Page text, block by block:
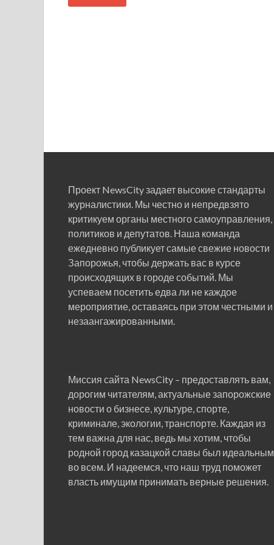
Проект NewsCity задает высокие стандарты
журналистики. Мы честно и непредвзято
критикуем органы местного самоуправления,
политиков и депутатов. Наша команда
ежедневно публикует самые свежие новости
Запорожья, чтобы держать вас в курсе
происходящих в городе событий. Мы
успеваем посетить едва ли не каждое
мероприятие, оставаясь при этом честными и
незаангажированными.
Миссия сайта NewsCity – предоставлять вам,
дорогим читателям, актуальные запорожские
новости о бизнесе, культуре, спорте,
криминале, экологии, транспорте. Каждая из
тем важна для нас, ведь мы хотим, чтобы
родной город казацкой славы был идеальным
во всем. И надеемся, что наш труд поможет
власть имущим принимать верные решения.